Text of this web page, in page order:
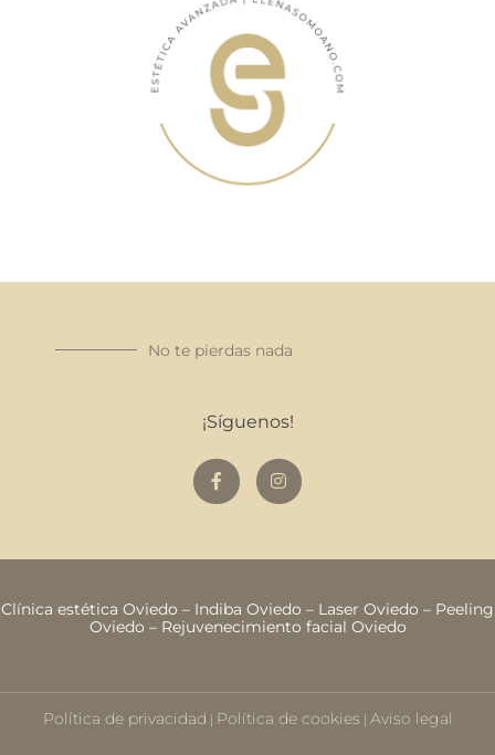
No te pierdas nada
¡Síguenos!
Clínica estética Oviedo – Indiba Oviedo – Laser Oviedo – Peeling
Oviedo – Rejuvenecimiento facial Oviedo
Política de privacidad | Política de cookies | Aviso legal